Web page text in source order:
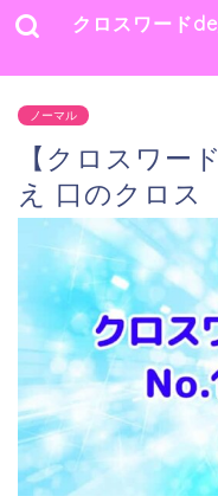
クロスワード
ノーマル
【クロスワー
え 口のクロス